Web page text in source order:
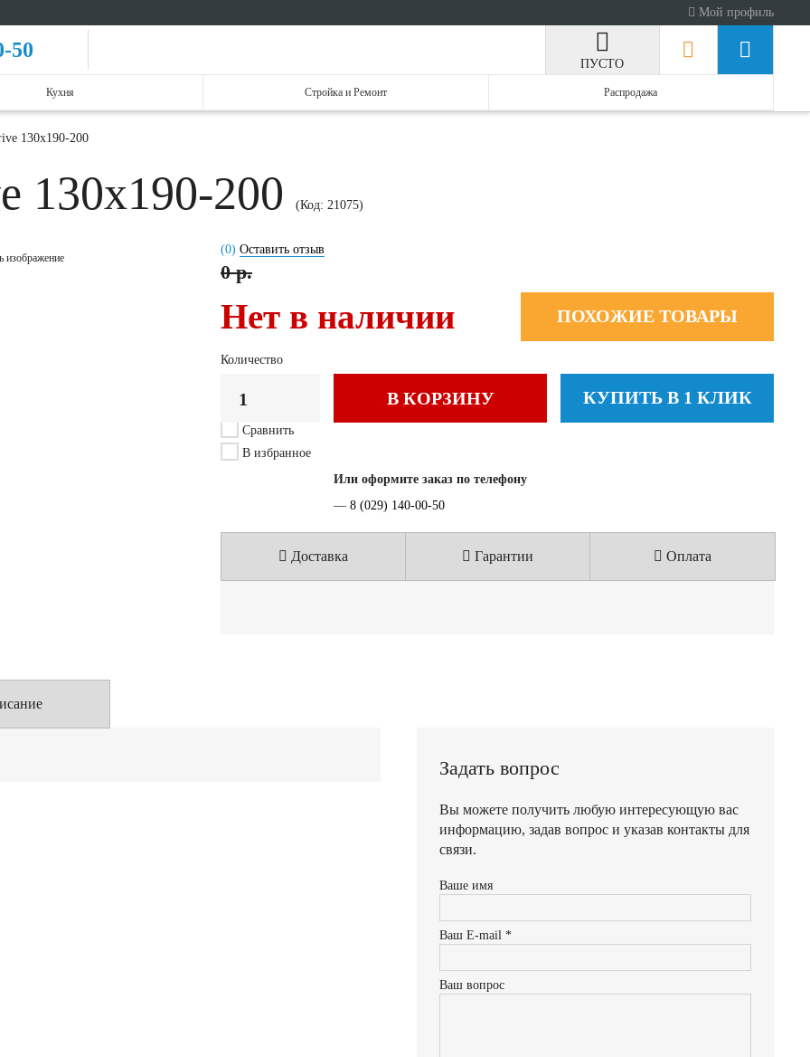
Мой профиль
50
ПУСТО
Кухня Стройка и Ремонт Распродажа
130x190-200
130x190-200 (Код: 21075)
изображение
(0) Оставить отзыв
0 р.
Нет в наличии ПОХОЖИЕ ТОВАРЫ
Количество
В КОРЗИНУ КУПИТЬ В 1 КЛИК
Сравнить
В избранное
Или оформите заказ по телефону
— 8 (029) 140-00-50
Доставка Гарантии Оплата
Задать вопрос
Вы можете получить любую интересующую вас
информацию, задав вопрос и указав контакты для
связи.
Ваше имя
Ваш E-mail *
Ваш вопрос